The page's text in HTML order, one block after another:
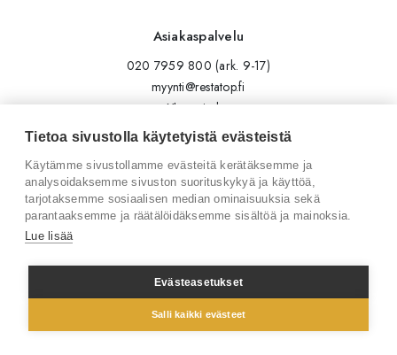
Asiakaspalvelu
020 7959 800 (ark. 9-17)
myynti@restatop.fi
Yhteystiedot
Lähetä viesti
Seuraa meitä
Tilaa uutiskirje
Facebook
© 2026 Restatop Oy
Tietoa sivustolla käytetyistä evästeistä
Käytämme sivustollamme evästeitä kerätäksemme ja
analysoidaksemme sivuston suorituskykyä ja käyttöä,
tarjotaksemme sosiaalisen median ominaisuuksia sekä
parantaaksemme ja räätälöidäksemme sisältöä ja mainoksia.
Lue lisää
Evästeasetukset
Salli kaikki evästeet